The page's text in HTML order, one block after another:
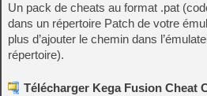
Un pack de cheats au format .pat
dans un répertoire Patch de votre
plus d’ajouter le chemin dans
répertoire).
Télécharger Kega Fusion Cheat